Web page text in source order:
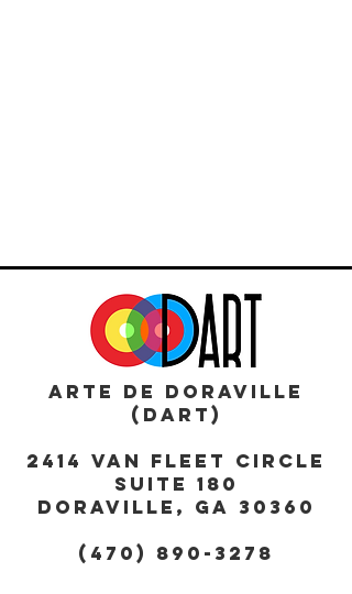
ARTE DE DORAVILLE
(DART)
2414 Van Fleet Circle
Suite 180
DORAVILLE, GA 30360
(470) 890-3278